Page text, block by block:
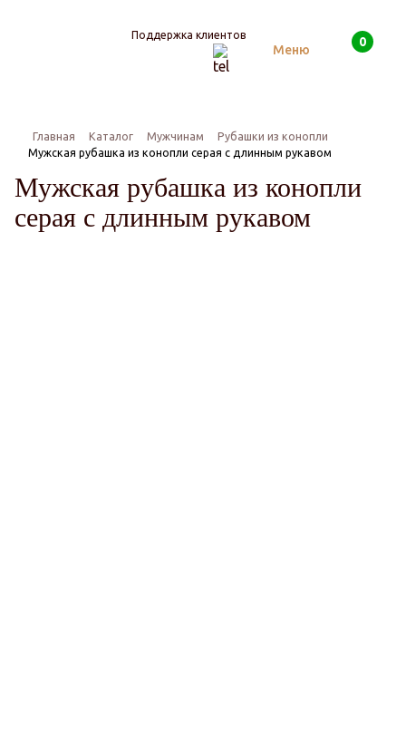
Поддержка клиентов
Меню
Поиск 0
Главная Каталог Мужчинам
Рубашки из конопли
Мужская рубашка из конопли серая с длинным рукавом
Мужская рубашка из конопли
серая с длинным рукавом